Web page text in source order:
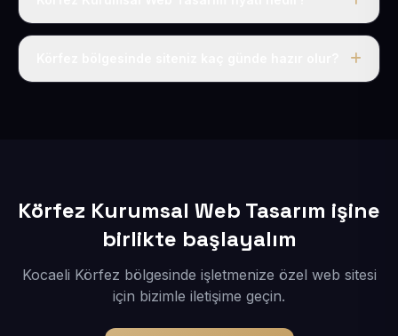
Tek fiyat uygulanır: yıllık 50 USD + KDV. Bu bedele alan
Körfez Kurumsal Web Tasarım işine
birlikte başlayalım
Kocaeli Körfez bölgesinde işletmenize özel web sitesi
için bizimle iletişime geçin.